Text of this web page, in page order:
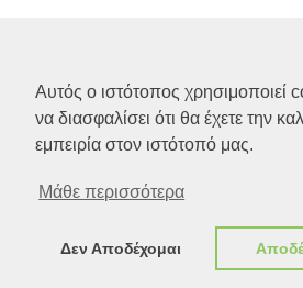
Αυτός ο ιστότοπος χρησιμοποιεί
να διασφαλίσει ότι θα έχετε την
εμπειρία στον ιστότοπό μας.
Μάθε περισσότερα
Δεν Αποδέχομαι
Ποιότητα Ζωής
Design